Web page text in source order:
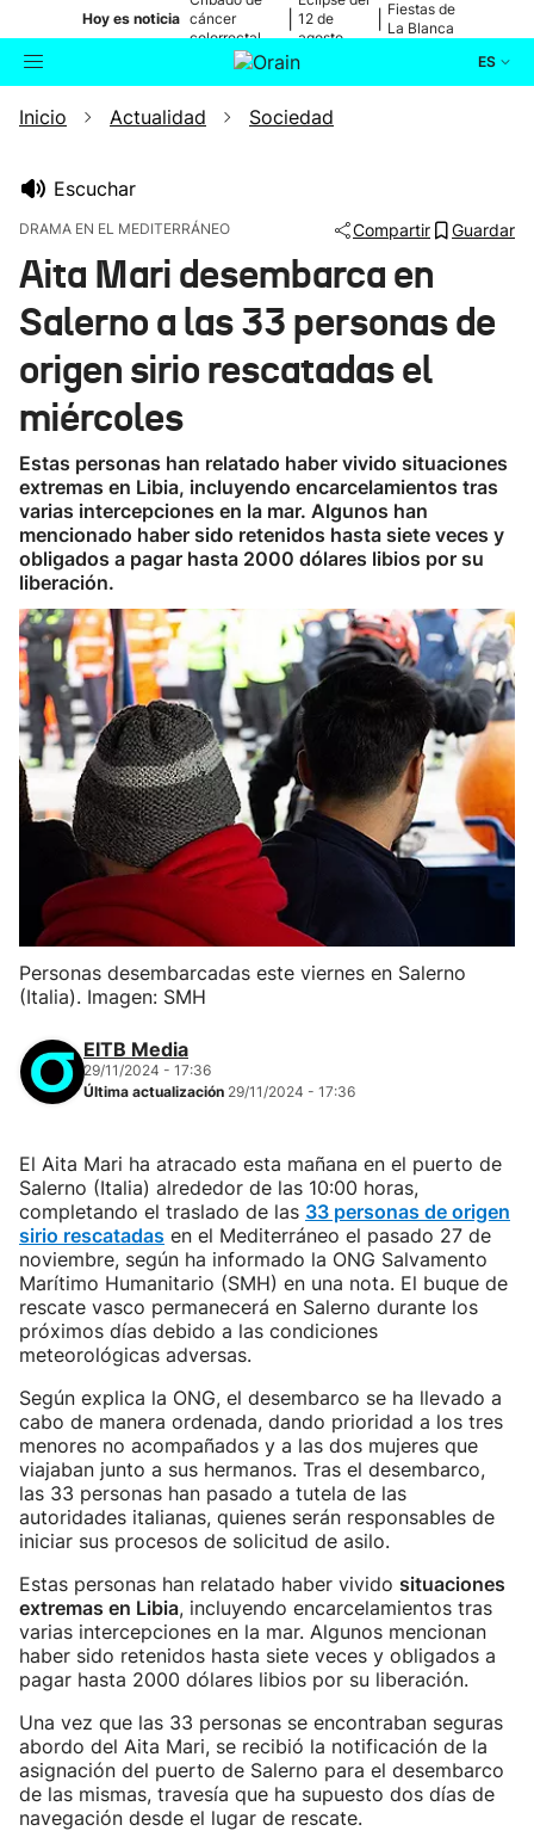
Hoy es noticia cáncer
colorrectal
12 de
agosto
Fiestas de
La Blanca
ES
Buscador Actualidad
Ikusmiran
Eguraldia
Inicio Actualidad Sociedad
Escuchar
DRAMA EN EL MEDITERRÁNEO Compartir Guardar
Aita Mari desembarca en
Salerno a las 33 personas de
origen sirio rescatadas el
miércoles
Estas personas han relatado haber vivido situaciones
extremas en Libia, incluyendo encarcelamientos tras
varias intercepciones en la mar. Algunos han
mencionado haber sido retenidos hasta siete veces y
obligados a pagar hasta 2000 dólares libios por su
liberación.
Personas desembarcadas este viernes en Salerno
(Italia). Imagen: SMH
EITB Media
29/11/2024 - 17:36
Última actualización 29/11/2024 - 17:36
El Aita Mari ha atracado esta mañana en el puerto de
Salerno (Italia) alrededor de las 10:00 horas,
completando el traslado de las 33 personas de origen
sirio rescatadas en el Mediterráneo el pasado 27 de
noviembre, según ha informado la ONG Salvamento
Marítimo Humanitario (SMH) en una nota. El buque de
rescate vasco permanecerá en Salerno durante los
próximos días debido a las condiciones
meteorológicas adversas.
Según explica la ONG, el desembarco se ha llevado a
cabo de manera ordenada, dando prioridad a los tres
menores no acompañados y a las dos mujeres que
viajaban junto a sus hermanos. Tras el desembarco,
las 33 personas han pasado a tutela de las
autoridades italianas, quienes serán responsables de
iniciar sus procesos de solicitud de asilo.
Estas personas han relatado haber vivido situaciones
extremas en Libia, incluyendo encarcelamientos tras
varias intercepciones en la mar. Algunos mencionan
haber sido retenidos hasta siete veces y obligados a
pagar hasta 2000 dólares libios por su liberación.
Una vez que las 33 personas se encontraban seguras
abordo del Aita Mari, se recibió la notificación de la
asignación del puerto de Salerno para el desembarco
de las mismas, travesía que ha supuesto dos días de
navegación desde el lugar de rescate.